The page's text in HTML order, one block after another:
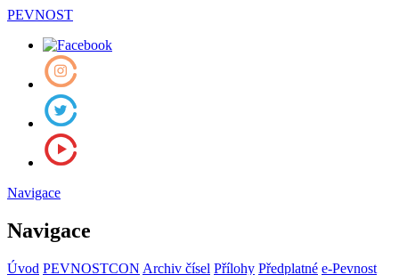
PEVNOST
Navigace
Navigace
Úvod PEVNOSTCON Archiv čísel Přílohy Předplatné e-Pevnost